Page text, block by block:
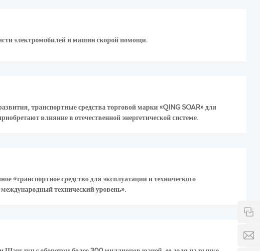
электромобилей и машин скорой помощи.
транспортные средства торговой марки «QING SOAR» для
влияние в отечественной энергетической системе.
«транспортное средство для эксплуатации и технического
технический уровень».